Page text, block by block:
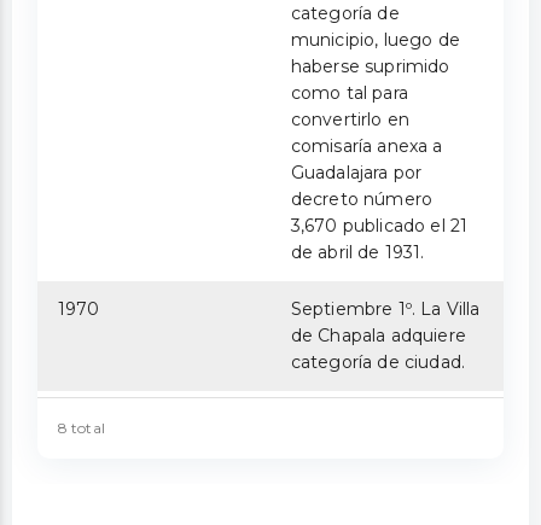
categoría de
municipio, luego de
haberse suprimido
como tal para
convertirlo en
comisaría anexa a
Guadalajara por
decreto número
3,670 publicado el 21
de abril de 1931.
1970
Septiembre 1º. La Villa
de Chapala adquiere
categoría de ciudad.
8 total